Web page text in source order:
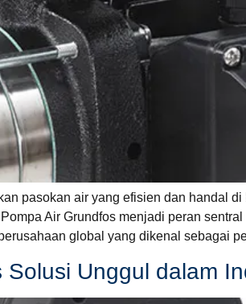
pasokan air yang efisien dan handal
Air Grundfos menjadi peran
global yang dikenal sebagai
Unggul dalam